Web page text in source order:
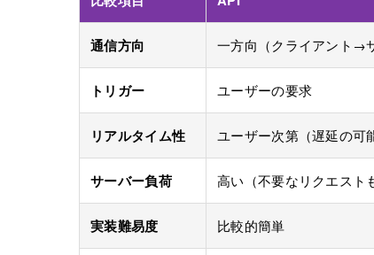
通信方向 一方向（クライアント→
トリガー ユーザーの要求
リアルタイム性 ユーザー次第（遅延の可
サーバー負荷 高い（不要なリクエスト
実装難易度 比較的簡単